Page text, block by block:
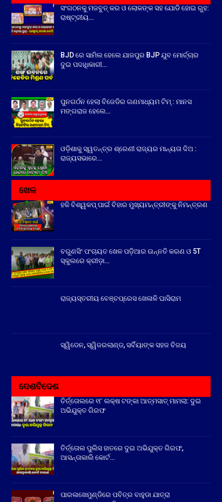
ସଂଗଠନକୁ ମଜବୁତ୍ କର ଓ ଲୋକଙ୍କ ସହ ଯୋଡି ହୋଇ ରୁହ:
ରାଷ୍ଟ୍ରୀୟ…
BJD ରେ ସାମିଲ ହେଲେ ଯାଜପୁର BJP ଯୁବ ମୋର୍ଚ୍ଚାର
ଦୁଇ ପଦାଧିକାରୀ…
ପୁନଗର୍ଠନ ହେଲା ବିଜେଡିର ଗଣମାଧ୍ୟମ ଟିମ୍ : ମାନସ
ମଙ୍ଗରାଜ ହେଲେ…
ଓଡ଼ିଶାକୁ ସ୍ୱତନ୍ତ୍ର ଶ୍ରେଣୀ ରାଜ୍ୟର ମାନ୍ୟତା ଦିଅ :
ରାଜ୍ୟସଭାରେ…
ଖେଳ
ହକି ବିଶ୍ୱକପ୍ ପାଇଁ ବିହାର ମୁଖ୍ୟମନ୍ତ୍ରୀଙ୍କୁ ନିମନ୍ତ୍ରଣ
ବରୁଣସିଂ ପଂଚାୟତ ଖେଳ ପଡ଼ିଆର ଉନ୍ନତି କରଣ ଓ 5T
ସ୍କୁଲରେ କ୍ରୀଡ଼ା…
ରାଜ୍ୟସ୍ତରୀୟ ବେଞ୍ଚପ୍ରେସ ଖେଳାଳି ଘାସିରାମ
ସ୍ୱିଡେନ, ସ୍ୱିଜରଲାଣ୍ଡ, ସର୍ବିୟାଙ୍କ ସହଜ ବିଜୟ
ଦେଶବିଦେଶ
ତିର୍ତ୍ତୋଲରେ ୧୮ ଲକ୍ଷ ଟଙ୍କା ଆତ୍ମସାତ୍ ମାମଲା: ଦୁଇ
ଅଭିଯୁକ୍ତ ଗିରଫ
ତିର୍ତ୍ତୋଲ ପୁଲିସ ହାତରେ ଦୁଇ ଅଭିଯୁକ୍ତ ଗିରଫ,
ଆସନ୍ତାକାଲି କୋର୍ଟ…
ପାରଳାଖେମୁଣ୍ଡିରେ ପବିତ୍ର ବାହୁଡା ଯାତ୍ରା